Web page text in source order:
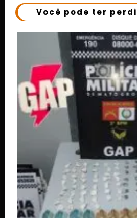
Você pode ter
LATAM anuncia novos
amplia conexões a
Rondonópolis